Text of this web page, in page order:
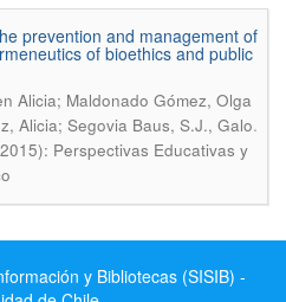
prevention and management of
of bioethics and public
Alicia; Maldonado Gómez, Olga
Alicia; Segovia Baus, S.J., Galo.
Perspectivas Educativas y
y Bibliotecas (SISIB) -